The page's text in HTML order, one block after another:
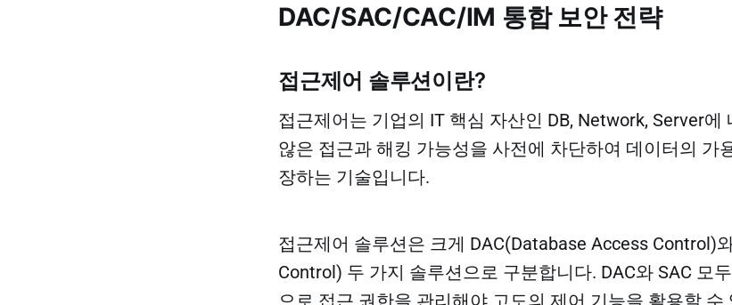
DAC/SAC/CAC/IM 통합 보안 전략
접근제어 솔루션이란?
접근제어는 기업의 IT 핵심 자산인 DB, Network, Server에
않은 접근과 해킹 가능성을 사전에 차단하여 데이터의 가
장하는 기술입니다.
접근제어 솔루션은 크게 DAC(Database Access Control)
Control) 두 가지 솔루션으로 구분합니다. DAC와 SAC 모
으로 접근 권한을 관리해야 고도의 제어 기능을 활용할 수